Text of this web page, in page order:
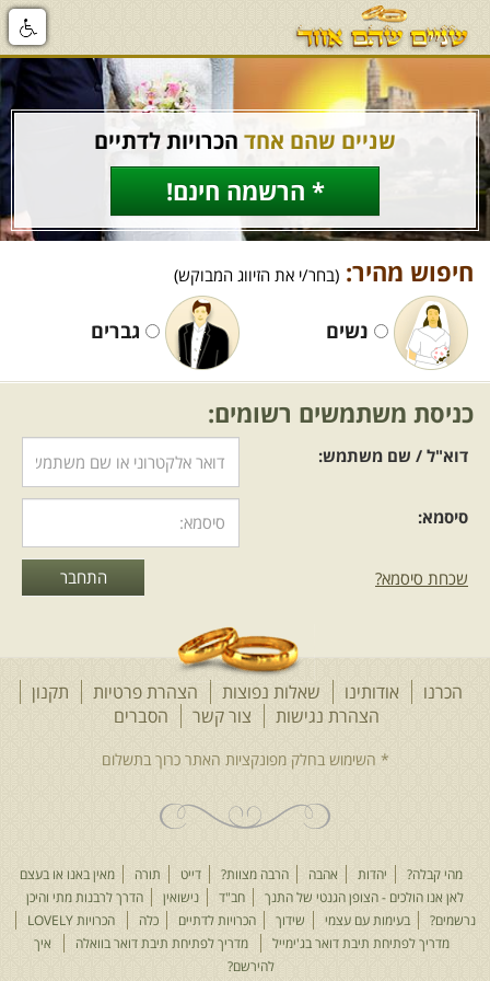
שניים שהם אחד הכרויות לדתיים
* הרשמה חינם!
חיפוש מהיר: (בחר/י את הזיווג המבוקש)
נשים גברים
כניסת משתמשים רשומים:
דוא"ל / שם משתמש:
סיסמא:
שכחת סיסמא?
הכרנו אודותינו שאלות נפוצות הצהרת פרטיות
תקנון
הצהרת נגישות
צור קשר הסברים
מהי קבלה? יהדות אהבה הרבה מצוות? דייט תורה
מאין באנו או בעצם
לאן אנו הולכים - הצופן הגנטי של התנך
חב"ד נישואין
הדרך לרבנות מתי והיכן
נרשמים?
בעימות עם עצמי שידוך הכרויות לדתיים כלה
הכרויות LOVELY
מדריך לפתיחת תיבת דואר בג'ימייל
מדריך לפתיחת תיבת דואר בוואלה
איך
להירשם?